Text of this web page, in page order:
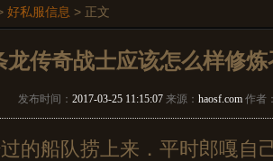
好私服信息 > 正文
龙传奇战士应该怎么样修
发布时间： 2017-03-25 11:15:07 来源： haosf.com 作者
的船队捞上来．平时郎嘎自